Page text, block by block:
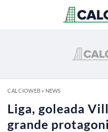
CALCIOWEB» NEWS
Liga, goleada
grande